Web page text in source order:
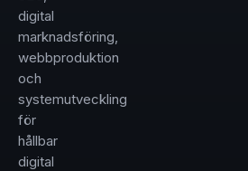
digital
marknadsföring,
webbproduktion
och
systemutveckling
för
hållbar
digital